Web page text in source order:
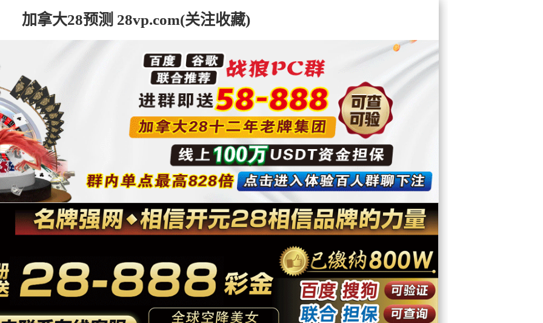
加拿大28预测 28vp.com(关注收藏)